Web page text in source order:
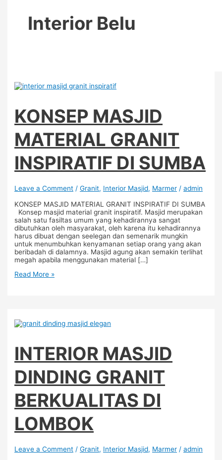
Interior Belu
KONSEP MASJID
MATERIAL GRANIT
INSPIRATIF DI SUMBA
Leave a Comment /Granit, Interior Masjid, Marmer /admin
KONSEP MASJID MATERIAL GRANIT INSPIRATIF DI SUMBA
Konsep masjid material granit inspiratif. Masjid merupakan
salah satu fasiltas umum yang kehadirannya sangat
dibutuhkan oleh masyarakat, oleh karena itu kehadirannya
harus dibuat dengan seelegan dan semenarik mungkin
untuk menumbuhkan kenyamanan setiap orang yang akan
beribadah di dalamnya. Masjid agung akan semakin terlihat
megah apabila menggunakan material […]
Read More »
INTERIOR MASJID
DINDING GRANIT
BERKUALITAS DI
LOMBOK
Leave a Comment /Granit, Interior Masjid, Marmer /admin